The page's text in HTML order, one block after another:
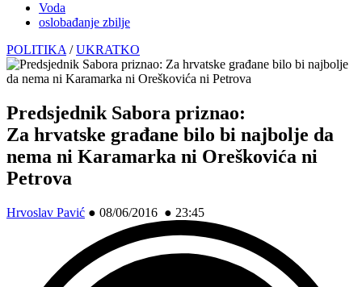
Voda
oslobađanje zbilje
POLITIKA /UKRATKO
Predsjednik Sabora priznao:
Za hrvatske građane bilo bi najbolje da
nema ni Karamarka ni Oreškovića ni
Petrova
Hrvoslav Pavić ● 08/06/2016 ● 23:45